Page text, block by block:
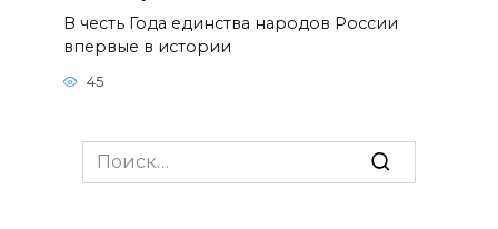
В честь Года единства народов России
впервые в истории
45
Search
for: